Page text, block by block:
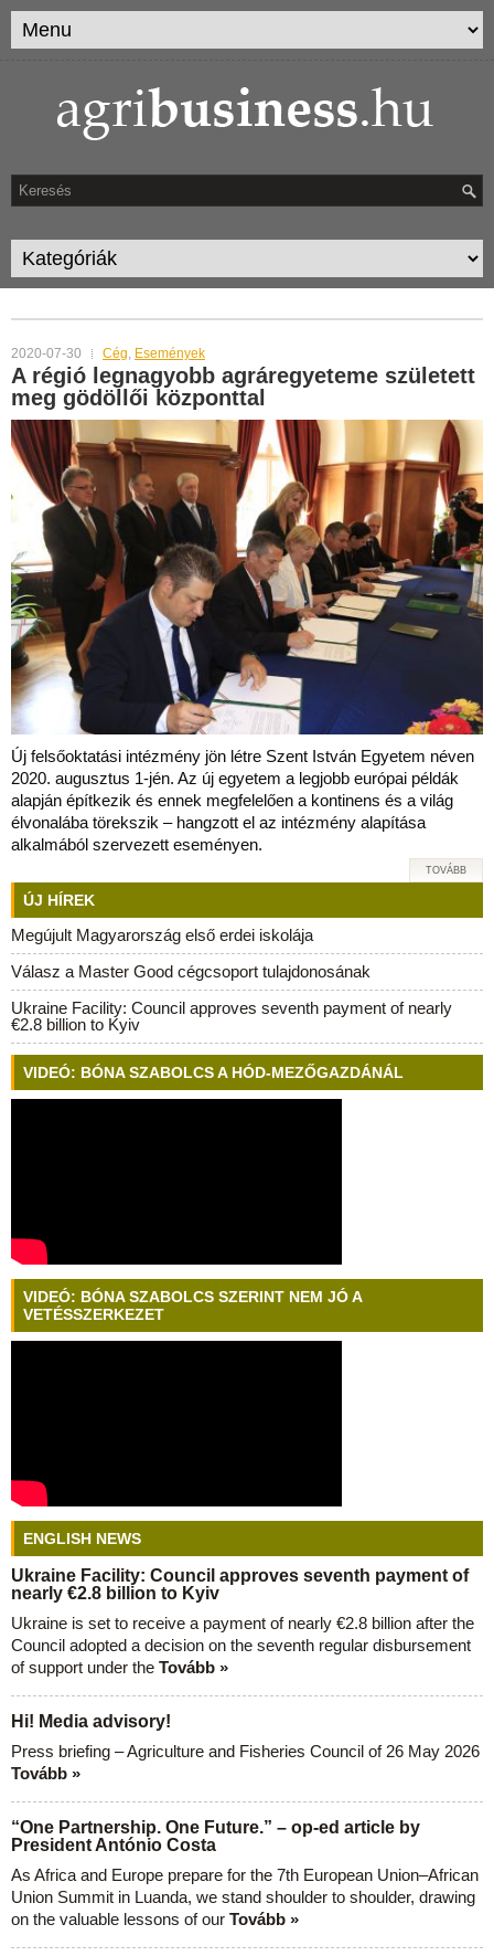
2020-07-30 Cég, Események
A régió legnagyobb agráregyeteme született
meg gödöllői központtal
Új felsőoktatási intézmény jön létre Szent István Egyetem néven
2020. augusztus 1-jén. Az új egyetem a legjobb európai példák
alapján építkezik és ennek megfelelően a kontinens és a világ
élvonalába törekszik – hangzott el az intézmény alapítása
alkalmából szervezett eseményen.
TOVÁBB
ÚJ HÍREK
Megújult Magyarország első erdei iskolája
Válasz a Master Good cégcsoport tulajdonosának
Ukraine Facility: Council approves seventh payment of nearly
€2.8 billion to Kyiv
VIDEÓ: BÓNA SZABOLCS A HÓD-MEZŐGAZDÁNÁL
VIDEÓ: BÓNA SZABOLCS SZERINT NEM JÓ A
VETÉSSZERKEZET
ENGLISH NEWS
Ukraine Facility: Council approves seventh payment of
nearly €2.8 billion to Kyiv
Ukraine is set to receive a payment of nearly €2.8 billion after the
Council adopted a decision on the seventh regular disbursement
of support under the Tovább »
Hi! Media advisory!
Press briefing – Agriculture and Fisheries Council of 26 May 2026
Tovább »
“One Partnership. One Future.” – op-ed article by
President António Costa
As Africa and Europe prepare for the 7th European Union–African
Union Summit in Luanda, we stand shoulder to shoulder, drawing
on the valuable lessons of our Tovább »